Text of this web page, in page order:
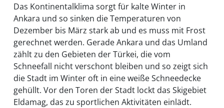
Das Kontinentalklima sorgt für kalte Winter in
Ankara und so sinken die Temperaturen von
Dezember bis März stark ab und es muss mit Frost
gerechnet werden. Gerade Ankara und das Umland
zählt zu den Gebieten der Türkei, die vom
Schneefall nicht verschont bleiben und so zeigt sich
die Stadt im Winter oft in eine weiße Schneedecke
gehüllt. Vor den Toren der Stadt lockt das Skigebiet
Eldamag, das zu sportlichen Aktivitäten einlädt.